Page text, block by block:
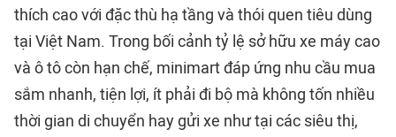
thích cao với đặc thù hạ tầng và thói quen tiêu dùng
tại Việt Nam. Trong bối cảnh tỷ lệ sở hữu xe máy cao
và ô tô còn hạn chế, minimart đáp ứng nhu cầu mua
sắm nhanh, tiện lợi, ít phải đi bộ mà không tốn nhiều
thời gian di chuyển hay gửi xe như tại các siêu thị,